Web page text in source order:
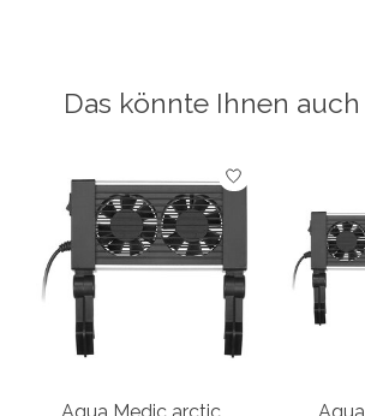
Das könnte Ihnen
Produkt-Karussell-Artikel